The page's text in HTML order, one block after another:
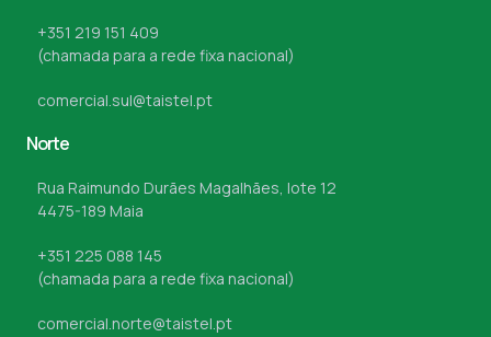
+351 219 151 409
(chamada para a rede fixa nacional)
comercial.sul@taistel.pt
Norte
Rua Raimundo Durães Magalhães, lote 12
4475-189 Maia
+351 225 088 145
(chamada para a rede fixa nacional)
comercial.norte@taistel.pt